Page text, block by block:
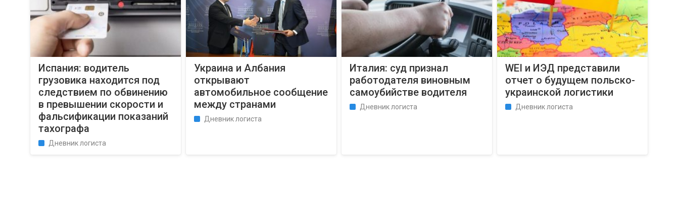
Испания: водитель
грузовика находится под
следствием по обвинению
в превышении скорости и
фальсификации показаний
тахографа
Дневник логиста
Украина и Албания
открывают
автомобильное сообщение
между странами
Дневник логиста
Италия: суд признал
работодателя виновным
самоубийстве водителя
Дневник логиста
WEI и ИЭД представили
отчет о будущем польско-
украинской логистики
Дневник логиста